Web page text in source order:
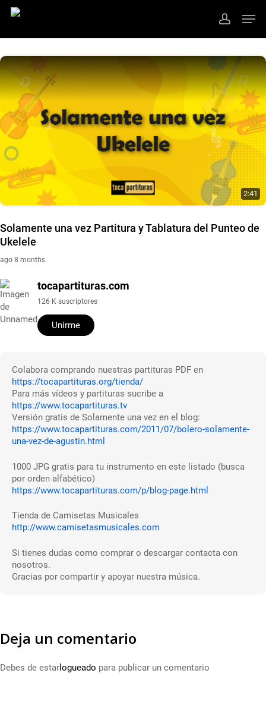
Skip
account
2:41
Solamente una vez Partitura y Tablatura del Punteo de
Ukelele
ago 8 months
tocapartituras.com
126 K suscriptores
Unirme
Colabora comprando nuestras partituras PDF en
https://tocapartituras.org/tienda/
Para más vídeos y partituras sucribe a
https://www.tocapartituras.tv
Versión gratis de Solamente una vez en el blog:
https://www.tocapartituras.com/2011/07/bolero-solamente-
una-vez-de-agustin.html
1000 JPG gratis para tu instrumento en este listado (busca
por orden alfabético)
https://www.tocapartituras.com/p/blog-page.html
Tienda de Camisetas Musicales
http://www.camisetasmusicales.com
Si tienes dudas como comprar o descargar contacta con
nosotros.
Gracias por compartir y apoyar nuestra música.
Deja un comentario
Debes de estar logueado para publicar un comentario